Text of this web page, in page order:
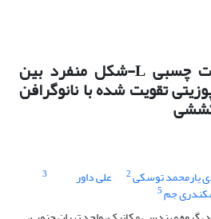
بررسی تجربی اتصالات چسبی L-شکل منفرد بین
تقویت شده با نانوگرافن
یارمحمد توسکی2 علی داور 3
جم5